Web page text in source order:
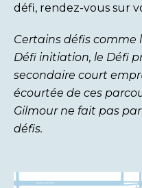
défi, rendez-vous sur
Certains défis comme
Défi initiation, le Défi
secondaire court
écourtée de ces
Gilmour ne fait pas
défis.